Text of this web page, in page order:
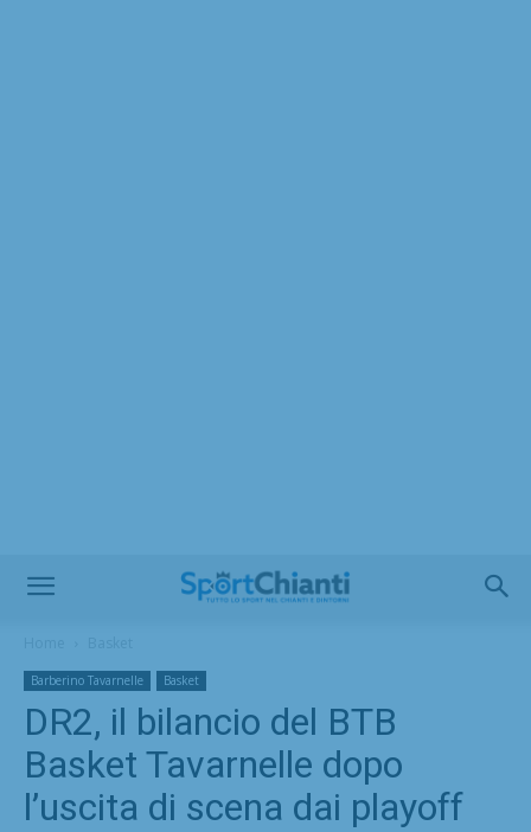
Barberino Tavarnelle Basket
DR2, il bilancio del BTB
Basket Tavarnelle dopo
l’uscita di scena dai playoff